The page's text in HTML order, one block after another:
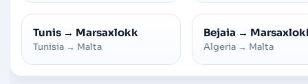
Tunis → Marsaxlokk
Tunisia → Malta
Bejaia →
Algeria → Malta